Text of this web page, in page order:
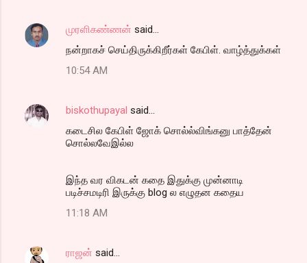
முரளிகண்ணன் said…
நன்றாகச் செய்திருக்கிறீர்கள் கேபிள். வாழ்த்துக்கள்
10:54 AM
biskothupayal said…
கடைசில கேபிள் ஜோக் சொல்ல்விங்கனு பாத்தேன்
சொல்லவேஇல்ல
இந்த வர விகடன் கதை இதுக்கு முன்னாடி
படிச்சமடிரி இருக்கு blog ல எழுதன கதைய
11:18 AM
ராஜன் said…